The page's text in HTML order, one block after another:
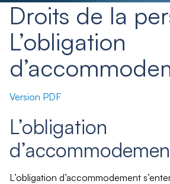
Droits de la
L’obligation
Version PDF
L’obligation
L’obligation d’accommodement